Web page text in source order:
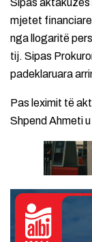
Sipas aktakuzës
mjetet
nga llogaritë
tij. Sipas
padeklaruara
Pas leximit të
Shpend Ahmeti